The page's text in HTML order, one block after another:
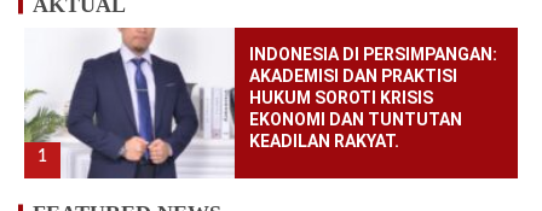
AKTUAL
1
INDONESIA DI PERSIMPANGAN:
AKADEMISI DAN PRAKTISI
HUKUM SOROTI KRISIS
EKONOMI DAN TUNTUTAN
KEADILAN RAKYAT.